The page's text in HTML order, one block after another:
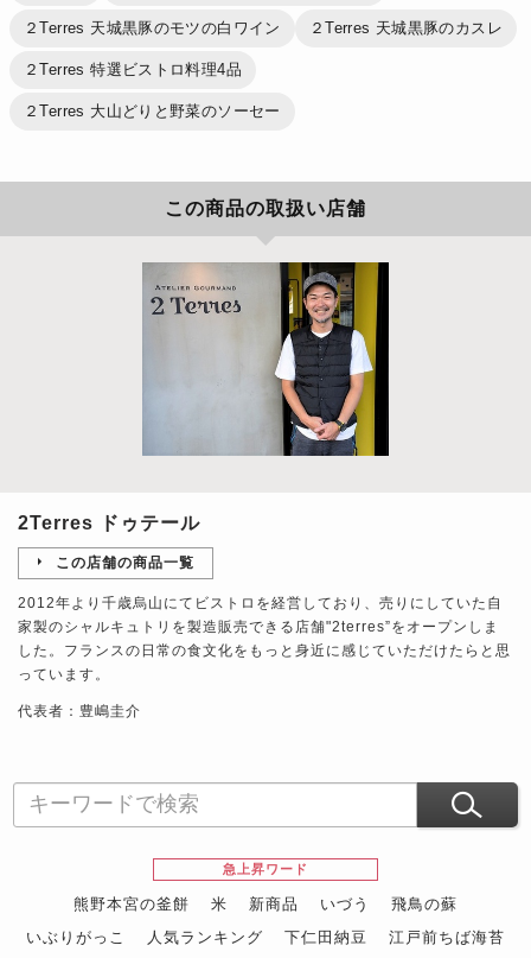
２Terres 天城黒豚のモツの白ワイン ２Terres 天城黒豚のカスレ
２Terres 特選ビストロ料理4品
２Terres 大山どりと野菜のソーセー
この商品の取扱い店舗
2Terres ドゥテール
この店舗の商品一覧
2012年より千歳烏山にてビストロを経営しており、売りにしていた自
家製のシャルキュトリを製造販売できる店舗"2terres”をオープンしま
した。フランスの日常の食文化をもっと身近に感じていただけたらと思
っています。
代表者：豊嶋圭介
急上昇ワード
熊野本宮の釜餅 米 新商品 いづう
飛鳥の蘇
いぶりがっこ
人気ランキング 下仁田納豆
江戸前ちば海苔